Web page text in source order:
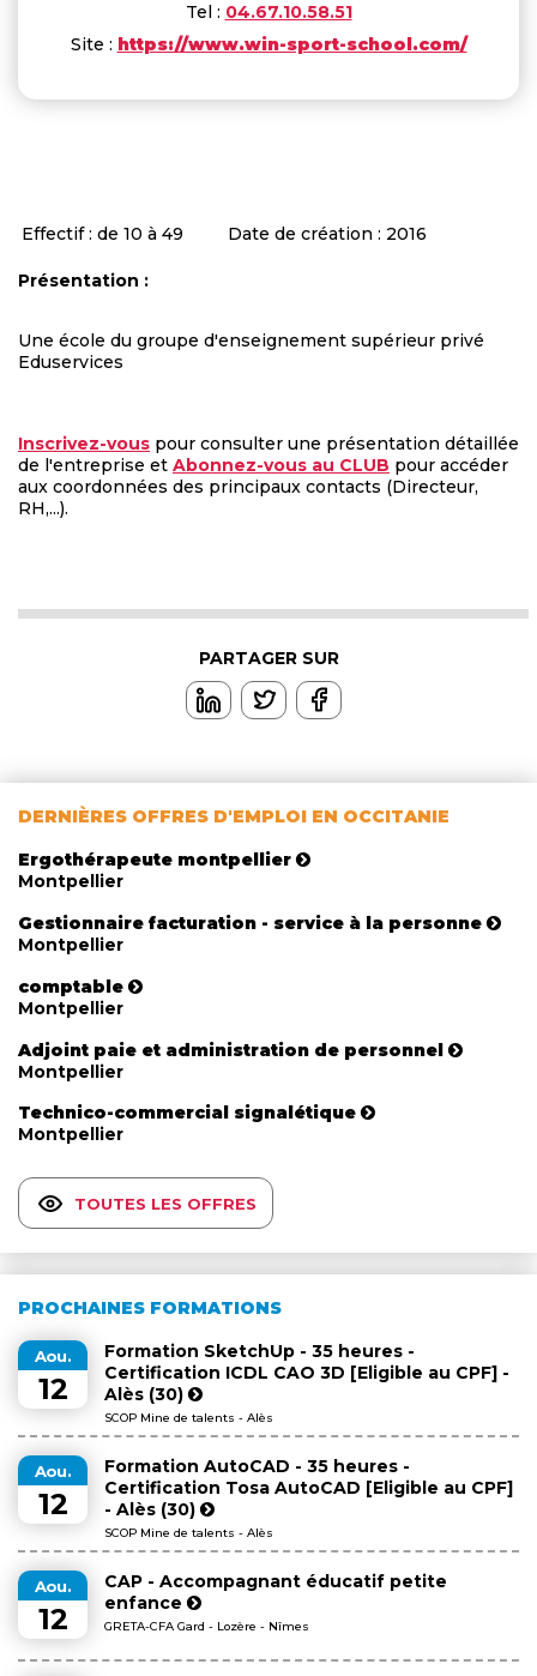
Tel : 04.67.10.58.51
Site : https://www.win-sport-school.com/
Effectif : de 10 à 49 Date de création : 2016
Présentation :
Une école du groupe d'enseignement supérieur privé
Eduservices
Inscrivez-vous pour consulter une présentation détaillée
de l'entreprise et Abonnez-vous au CLUB pour accéder
aux coordonnées des principaux contacts (Directeur,
RH,...).
PARTAGER SUR
DERNIÈRES OFFRES D'EMPLOI EN OCCITANIE
Ergothérapeute montpellier
Montpellier
Gestionnaire facturation - service à la personne
Montpellier
comptable
Montpellier
Adjoint paie et administration de personnel
Montpellier
Technico-commercial signalétique
Montpellier
TOUTES LES OFFRES
PROCHAINES FORMATIONS
Aou.
12
Formation SketchUp - 35 heures -
Certification ICDL CAO 3D [Eligible au CPF] -
Alès (30)
SCOP Mine de talents - Alès
Aou.
12
Formation AutoCAD - 35 heures -
Certification Tosa AutoCAD [Eligible au CPF]
- Alès (30)
SCOP Mine de talents - Alès
Aou.
12
CAP - Accompagnant éducatif petite
enfance
GRETA-CFA Gard - Lozère - Nîmes